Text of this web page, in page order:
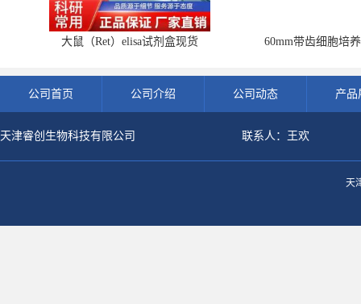
大鼠（Ret）elisa试剂盒现货 60mm带齿细胞培
公司首页 公司介绍 公司动态 产品
天津睿创生物科技有限公司 联系人：王欢
天